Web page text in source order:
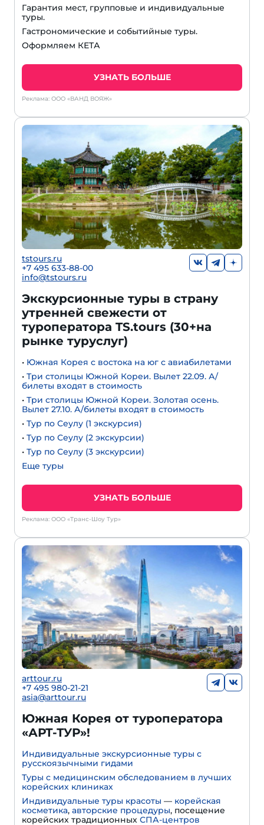
Гарантия мест, групповые и индивидуальные
туры.
Гастрономические и событийные туры.
Оформляем КЕТА
УЗНАТЬ БОЛЬШЕ
Реклама: ООО «ВАНД ВОЯЖ»
tstours.ru
+7 495 633-88-00
info@tstours.ru
Экскурсионные туры в страну
утренней свежести от
туроператора TS.tours (30+на
рынке туруслуг)
• Южная Корея с востока на юг с авиабилетами
• Три столицы Южной Кореи. Вылет 22.09. А/
билеты входят в стоимость
• Три столицы Южной Кореи. Золотая осень.
Вылет 27.10. А/билеты входят в стоимость
• Тур по Сеулу (1 экскурсия)
• Тур по Сеулу (2 экскурсии)
• Тур по Сеулу (3 экскурсии)
Еще туры
УЗНАТЬ БОЛЬШЕ
Реклама: ООО «Транс-Шоу Тур»
arttour.ru
+7 495 980-21-21
asia@arttour.ru
Южная Корея от туроператора
«АРТ-ТУР»!
Индивидуальные экскурсионные туры с
русскоязычными гидами
Туры с медицинским обследованием в лучших
корейских клиниках
Индивидуальные туры красоты — корейская
косметика, авторские процедуры, посещение
корейских традиционных СПА-центров